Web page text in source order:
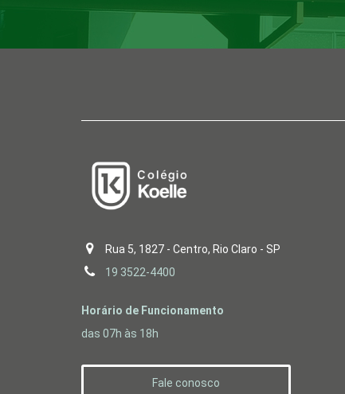
Rua 5, 1827 - Centro, Rio Claro - SP
19 3522-4400
Horário de Funcionamento
das 07h às 18h
Fale conosco